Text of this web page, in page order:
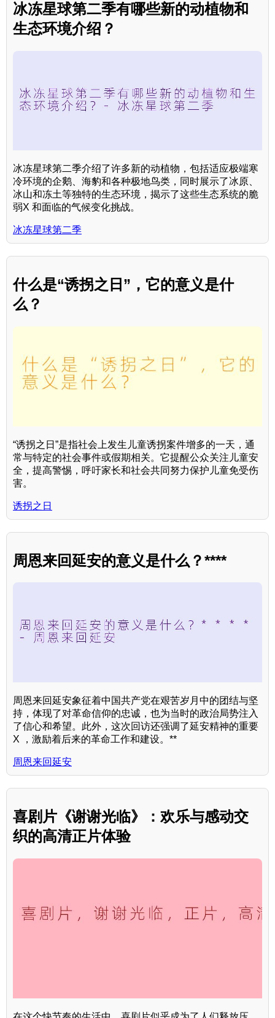
冰冻星球第二季有哪些新的动植物和
生态环境介绍？
冰冻星球第二季介绍了许多新的动植物，包括适应极端寒
冷环境的企鹅、海豹和各种极地鸟类，同时展示了冰原、
冰山和冻土等独特的生态环境，揭示了这些生态系统的脆
弱X 和面临的气候变化挑战。
冰冻星球第二季
什么是“诱拐之日”，它的意义是什
么？
“诱拐之日”是指社会上发生儿童诱拐案件增多的一天，通
常与特定的社会事件或假期相关。它提醒公众关注儿童安
全，提高警惕，呼吁家长和社会共同努力保护儿童免受伤
害。
诱拐之日
周恩来回延安的意义是什么？****
周恩来回延安象征着中国共产党在艰苦岁月中的团结与坚
持，体现了对革命信仰的忠诚，也为当时的政治局势注入
了信心和希望。此外，这次回访还强调了延安精神的重要
X ，激励着后来的革命工作和建设。**
周恩来回延安
喜剧片《谢谢光临》：欢乐与感动交
织的高清正片体验